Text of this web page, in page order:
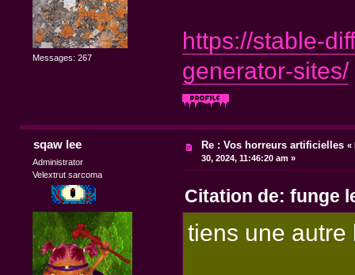
Messages: 267
https://stable-
generator-sites/
sqaw lee
Administrator
Velextrut sarcoma
Re : Vos horreurs artificielles «
30, 2024, 11:46:20 am »
Citation de: funge
tiens une autre